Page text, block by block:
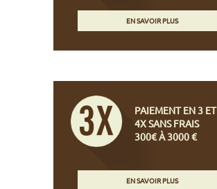
EN SAVOIR PLUS
PAIEMENT EN 3 ET
4X SANS FRAIS
300€ À 3000 €
EN SAVOIR PLUS